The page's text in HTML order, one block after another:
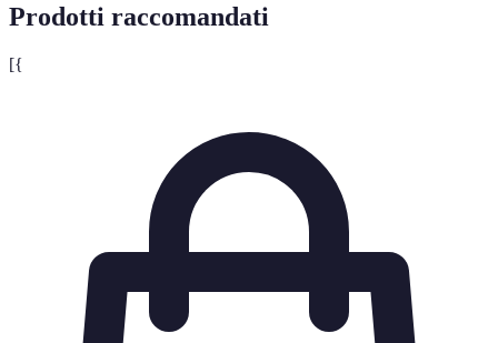
Prodotti raccomandati
[{